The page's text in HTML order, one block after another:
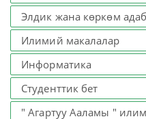
Элдик жана көркөм
Илимий макалалар
Информатика
Студенттик бет
" Агартуу Ааламы "